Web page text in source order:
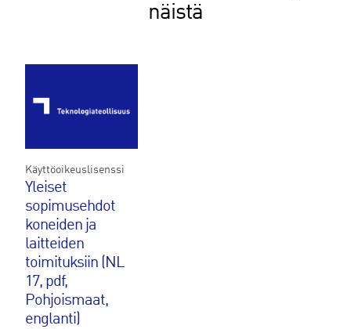
näistä
Käyttöoikeuslisenssi
Yleiset
sopimusehdot
koneiden ja
laitteiden
toimituksiin (NL
17, pdf,
Pohjoismaat,
englanti)